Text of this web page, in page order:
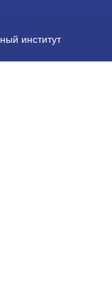
институт